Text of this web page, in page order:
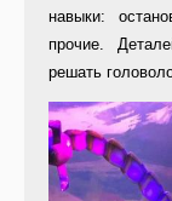
навыки:
прочие.
решать